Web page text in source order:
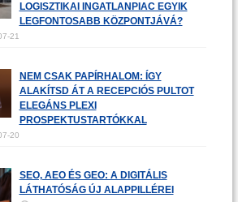
LOGISZTIKAI INGATLANPIAC EGYIK
LEGFONTOSABB KÖZPONTJÁVÁ?
21
NEM CSAK PAPÍRHALOM: ÍGY
ALAKÍTSD ÁT A RECEPCIÓS PULTOT
ELEGÁNS PLEXI
PROSPEKTUSTARTÓKKAL
20
SEO, AEO ÉS GEO: A DIGITÁLIS
LÁTHATÓSÁG ÚJ ALAPPILLÉREI